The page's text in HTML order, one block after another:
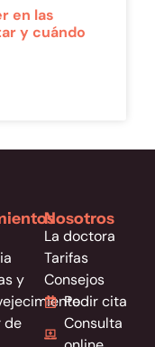
en las
y cuándo
y
de
Nosotros
La doctora
Tarifas
Consejos
Pedir cita
Consulta